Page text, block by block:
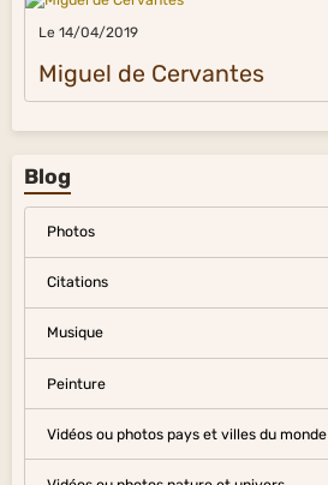
Le 14/04/2019
Miguel de Cervantes
Blog
Photos
Citations
Musique
Peinture
Vidéos ou photos pays et villes du monde